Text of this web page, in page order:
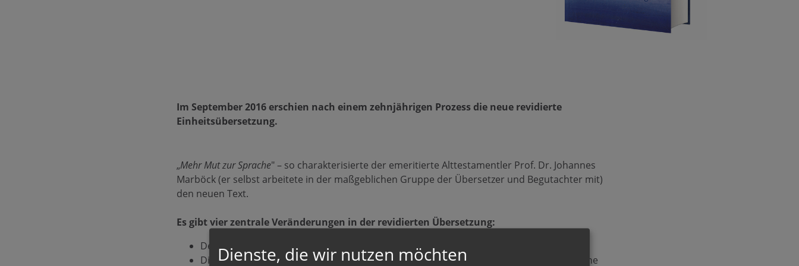
Im September 2016 erschien nach einem zehnjährigen Prozess die neue revidierte
Einheitsübersetzung.
„Mehr Mut zur Sprache" – so charakterisierte der emeritierte Alttestamentler Prof. Dr. Johannes
Marböck (er selbst arbeitete in der maßgeblichen Gruppe der Übersetzer und Begutachter mit)
den neuen Text.
Es gibt vier zentrale Veränderungen in der revidierten Übersetzung:
Der Gottesname ist in Kapitälchen erkennbar.
Die heutige gesellschaftliche Stellung der Frau ist in einer geschlechtersensiblen Sprache
Dienste, die wir nutzen möchten